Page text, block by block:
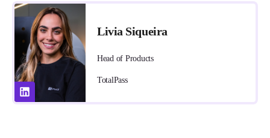
Livia Siqueira
Head of Products
TotalPass